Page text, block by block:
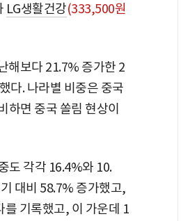
LG생활건강(333,500원
해보다 21.7% 증가한 2
다. 나라별 비중은 중국
면 중국 쏠림 현상이
도 각각 16.4%와 10.
대비 58.7% 증가했고,
기록했고, 이 가운데 1